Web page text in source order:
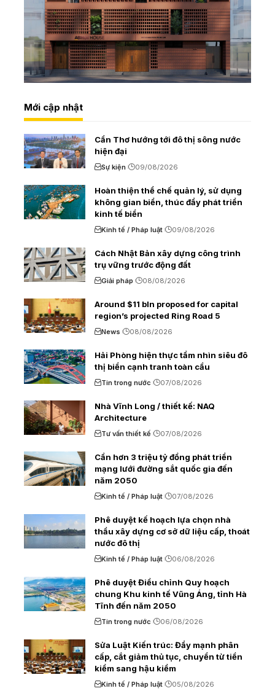
Mới cập nhật
Cần Thơ hướng tới đô thị sông nước
hiện đại
Sự kiện 09/08/2026
Hoàn thiện thể chế quản lý, sử dụng
không gian biển, thúc đẩy phát triển
kinh tế biển
Kinh tế / Pháp luật 09/08/2026
Cách Nhật Bản xây dựng công trình
trụ vững trước động đất
Giải pháp 08/08/2026
Around $11 bln proposed for capital
region’s projected Ring Road 5
News 08/08/2026
Hải Phòng hiện thực tầm nhìn siêu đô
thị biển cạnh tranh toàn cầu
Tin trong nước 07/08/2026
Nhà Vĩnh Long / thiết kế: NAQ
Architecture
Tư vấn thiết kế 07/08/2026
Cần hơn 3 triệu tỷ đồng phát triển
mạng lưới đường sắt quốc gia đến
năm 2050
Kinh tế / Pháp luật 07/08/2026
Phê duyệt kế hoạch lựa chọn nhà
thầu xây dựng cơ sở dữ liệu cấp, thoát
nước đô thị
Kinh tế / Pháp luật 06/08/2026
Phê duyệt Điều chỉnh Quy hoạch
chung Khu kinh tế Vũng Áng, tỉnh Hà
Tĩnh đến năm 2050
Tin trong nước 06/08/2026
Sửa Luật Kiến trúc: Đẩy mạnh phân
cấp, cắt giảm thủ tục, chuyển từ tiền
kiểm sang hậu kiểm
Kinh tế / Pháp luật 05/08/2026